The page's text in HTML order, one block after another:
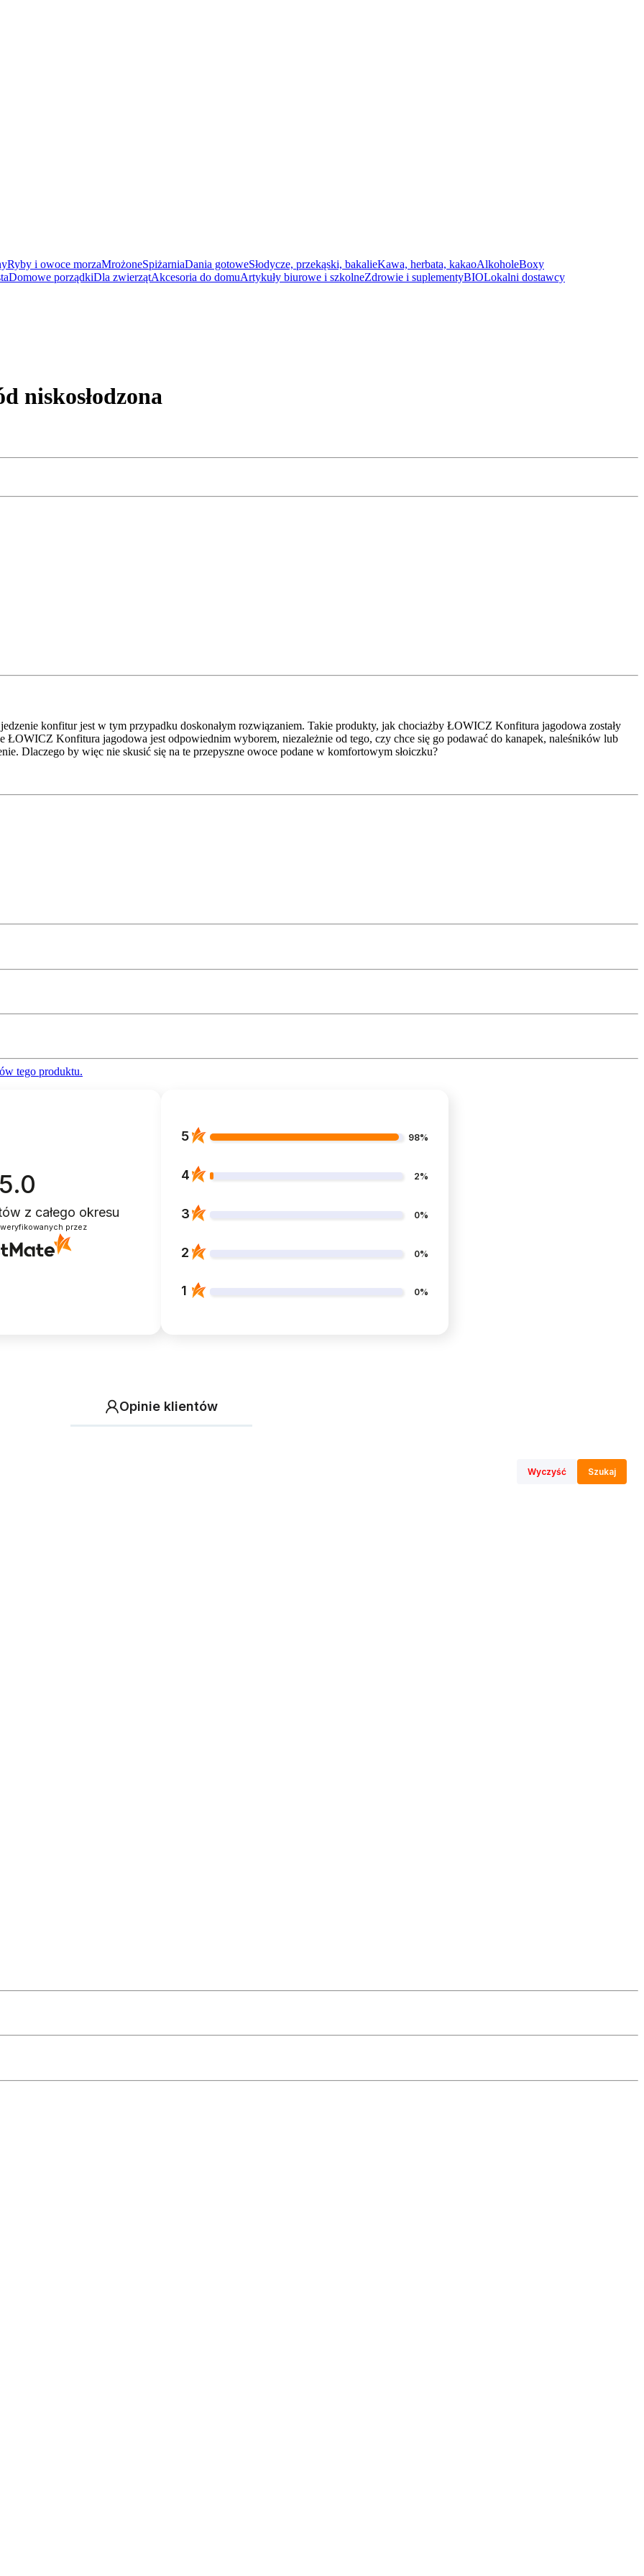
Ryby i owoce morzaMrożoneSpiżarniaDania gotoweSłodycze, przekąski, bakalieKawa, herbata, kakaoAlkoholeBoxy
Domowe porządkiDla zwierzątAkcesoria do domuArtykuły biurowe i szkolneZdrowie i suplementyBIOLokalni dostawcy
niskosłodzona
konfitur jest w tym przypadku doskonałym rozwiązaniem. Takie produkty, jak chociażby ŁOWICZ Konfitura jagodowa zostały
ŁOWICZ Konfitura jagodowa jest odpowiednim wyborem, niezależnie od tego, czy chce się go podawać do kanapek, naleśników lub
Dlaczego by więc nie skusić się na te przepyszne owoce podane w komfortowym słoiczku?
tego produktu.
5.0
z całego okresu
przez
5 98%
4 2%
3 0%
2 0%
1 0%
Opinie klientów
Wyczyść Szukaj